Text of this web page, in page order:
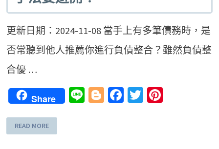
更新日期：2024-11-08 當手上有多筆債務時，是
否常聽到他人推薦你進行負債整合？雖然負債整
合優 …
Share LineBlogger
Facebook
Twitter
READ MORE